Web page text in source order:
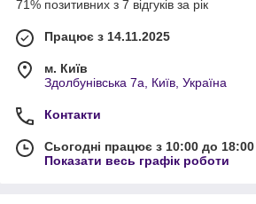
71% позитивних з 7 відгуків за рік
Працює з 14.11.2025
м. Київ
Здолбунівська 7а, Київ, Україна
Контакти
Сьогодні працює з 10:00 до 18:00
Показати весь графік роботи